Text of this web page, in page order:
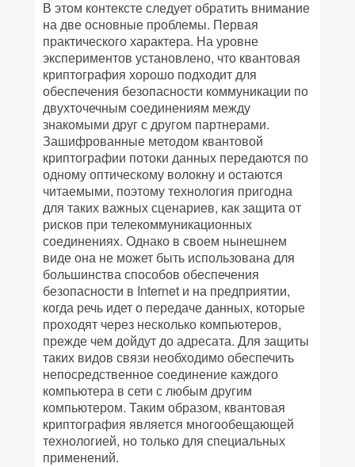
В этом контексте следует обратить внимание
на две основные проблемы. Первая
практического характера. На уровне
экспериментов установлено, что квантовая
криптография хорошо подходит для
обеспечения безопасности коммуникации по
двухточечным соединениям между
знакомыми друг с другом партнерами.
Зашифрованные методом квантовой
криптографии потоки данных передаются по
одному оптическому волокну и остаются
читаемыми, поэтому технология пригодна
для таких важных сценариев, как защита от
рисков при телекоммуникационных
соединениях. Однако в своем нынешнем
виде она не может быть использована для
большинства способов обеспечения
безопасности в Internet и на предприятии,
когда речь идет о передаче данных, которые
проходят через несколько компьютеров,
прежде чем дойдут до адресата. Для защиты
таких видов связи необходимо обеспечить
непосредственное соединение каждого
компьютера в сети с любым другим
компьютером. Таким образом, квантовая
криптография является многообещающей
технологией, но только для специальных
применений.